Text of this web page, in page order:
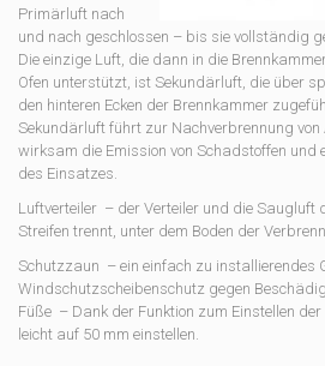
Primärluft nach
und nach geschlossen – bis sie vollständig
Die einzige Luft, die dann in die
Ofen unterstützt, ist Sekundärluft, die über
den hinteren Ecken der Brennkammer
Sekundärluft führt zur Nachverbrennung
wirksam die Emission von Schadstoffen und
des Einsatzes.
Luftverteiler – der Verteiler und die Saugluft
Streifen trennt, unter dem Boden der
Schutzzaun – ein einfach zu installierendes
Windschutzscheibenschutz gegen
Füße – Dank der Funktion zum Einstellen der
leicht auf 50 mm einstellen.